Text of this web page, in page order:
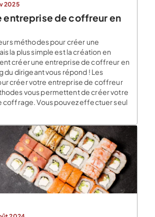
2025
entreprise de coffreur en
méthodes pour créer une
la plus simple est la création en
créer une entreprise de coffreur en
du dirigeant vous répond ! Les
créer votre entreprise de coffreur
vous permettent de créer votre
coffrage. Vous pouvez effectuer seul